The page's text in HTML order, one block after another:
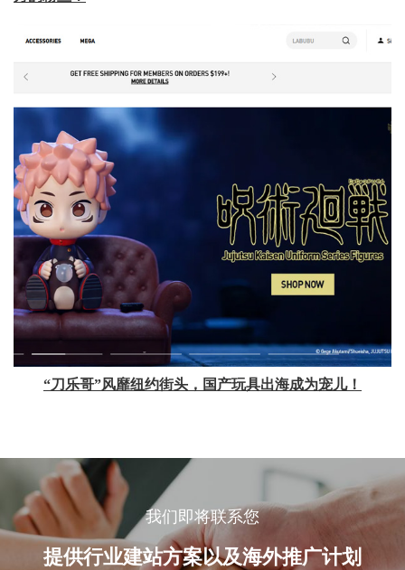
“刀乐哥”风靡纽约街头，国产玩具出海成为宠儿！
我们即将联系您
提供行业建站方案以及海外推广计划